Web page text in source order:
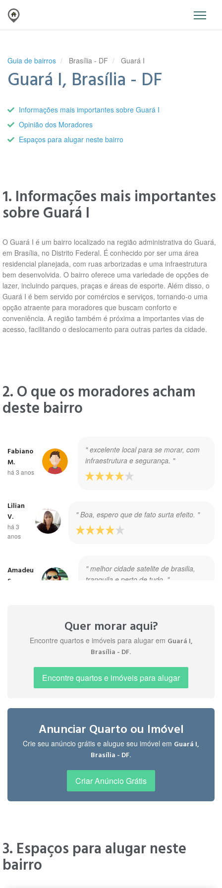
Guia de bairros Brasília - DF Guará I
Guará I, Brasília - DF
Informações mais importantes sobre Guará I
Opinião dos Moradores
Espaços para alugar neste bairro
1. Informações mais importantes
sobre Guará I
O Guará I é um bairro localizado na região administrativa do Guará,
em Brasília, no Distrito Federal. É conhecido por ser uma área
residencial planejada, com ruas arborizadas e uma infraestrutura
bem desenvolvida. O bairro oferece uma variedade de opções de
lazer, incluindo parques, praças e áreas de esporte. Além disso, o
Guará I é bem servido por comércios e serviços, tornando-o uma
opção atraente para moradores que buscam conforto e
conveniência. A região também é próxima a importantes vias de
acesso, facilitando o deslocamento para outras partes da cidade.
2. O que os moradores acham
deste bairro
" excelente local para se morar, com
infraestrutura e segurança. "
Fabiano
M.
há 3 anos
" Boa, espero que de fato surta efeito. "
Lilian
V.
há 3
anos
" melhor cidade satelite de brasilia,
tranquila e perto de tudo. "
Amadeu
S.
Quer morar aqui?
Encontre quartos e imóveis para alugar em Guará I,
Brasília - DF.
Encontre quartos e imóveis para alugar
Anunciar Quarto ou Imóvel
Crie seu anúncio grátis e alugue seu imóvel em Guará I,
Brasília - DF.
Criar Anúncio Grátis
3. Espaços para alugar neste
bairro